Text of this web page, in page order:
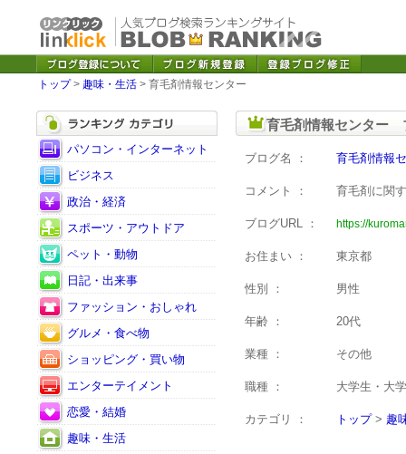
トップ> 趣味・生活 > 育毛剤情報センター
パソコン・インターネット
ビジネス
政治・経済
スポーツ・アウトドア
ペット・動物
日記・出来事
ファッション・おしゃれ
グルメ・食べ物
ショッピング・買い物
エンターテイメント
恋愛・結婚
趣味・生活
育毛剤情報センター
ブログ名 ： 育毛剤情報
コメント ： 育毛剤に関
ブログURL ： https://
お住まい ： 東京都
性別 ： 男性
年齢 ： 20代
業種 ： その他
職種 ： 大学生・大
カテゴリ ： トップ> 趣